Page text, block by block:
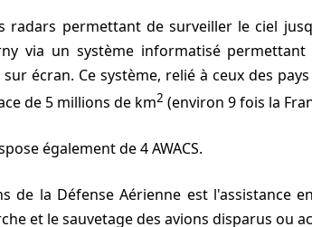
via un système informatisé
écran. Ce système, relié à ceux des
de 5 millions de km2 (environ 9 fois la
également de 4 AWACS.
et le sauvetage des avions disparus ou